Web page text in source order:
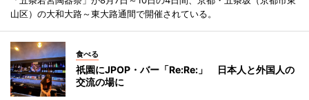
山区）の大和大路～東大路通間で開催されている。
食べる
祇園にJPOP・バー「Re:Re:」 日本人と外国人の
交流の場に